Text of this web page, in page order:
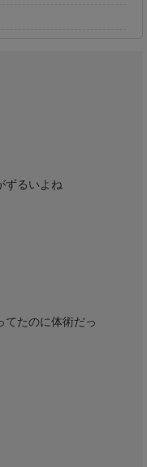
ずるいよね
てたのに体術だっ